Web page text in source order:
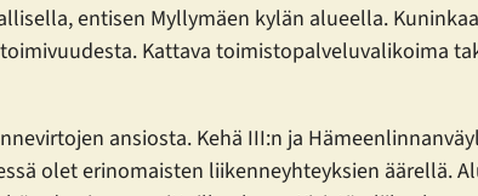
entisen Myllymäen kylän alueella.
Kattava toimistopalveluvalikoima
ansiosta. Kehä III:n ja
olet erinomaisten liikenneyhteyksien äärellä.